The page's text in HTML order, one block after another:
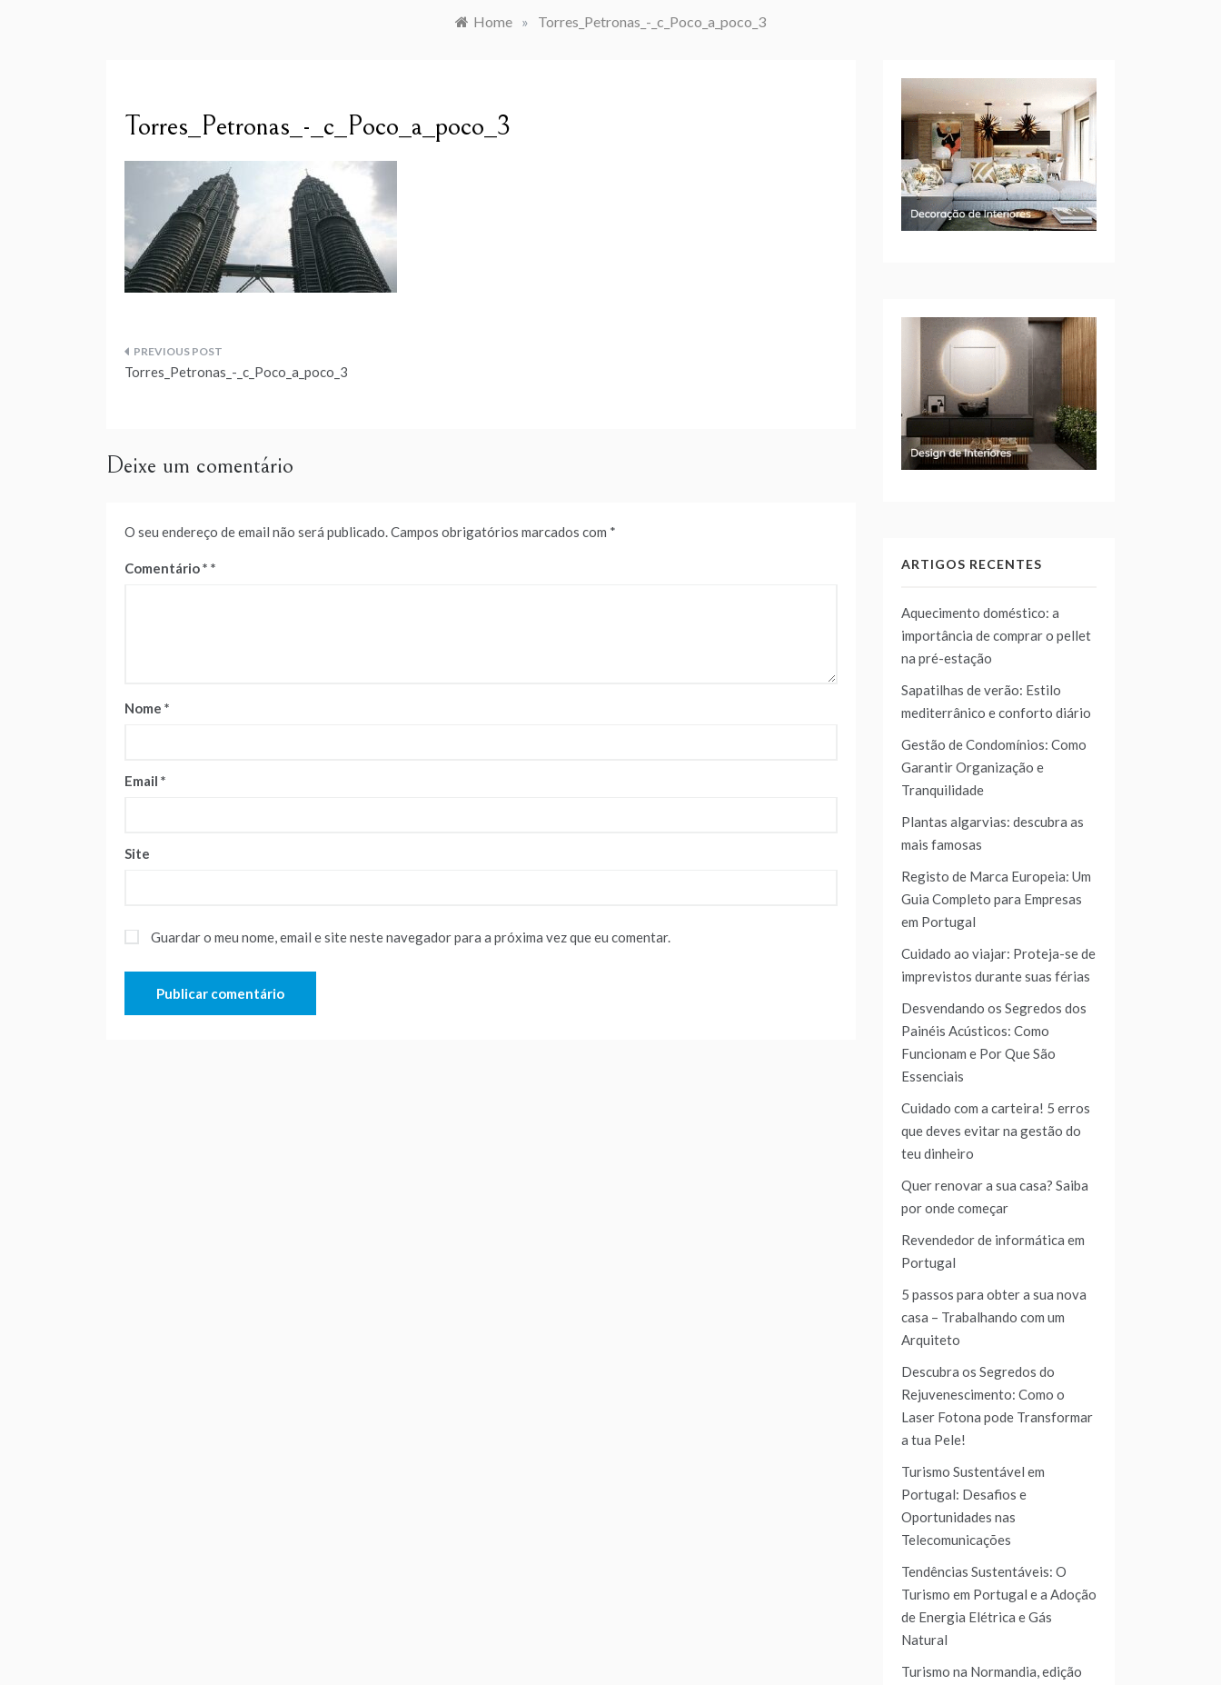
Home » Torres_Petronas_-_c_Poco_a_poco_3
Torres_Petronas_-_c_Poco_a_poco_3
Navegação
Torres_Petronas_-_c_Poco_a_poco_3
Deixe um comentário
O seu endereço de email não será publicado.Campos obrigatórios marcados com *
Comentário*
Nome *
Email *
Site
Guardar o meu nome, email e site neste navegador para a próxima vez que eu comentar.
ARTIGOS RECENTES
Aquecimento doméstico: a
importância de comprar o pellet
na pré-estação
Sapatilhas de verão: Estilo
mediterrânico e conforto diário
Gestão de Condomínios: Como
Garantir Organização e
Tranquilidade
Plantas algarvias: descubra as
mais famosas
Registo de Marca Europeia: Um
Guia Completo para Empresas
em Portugal
Cuidado ao viajar: Proteja-se de
imprevistos durante suas férias
Desvendando os Segredos dos
Painéis Acústicos: Como
Funcionam e Por Que São
Essenciais
Cuidado com a carteira! 5 erros
que deves evitar na gestão do
teu dinheiro
Quer renovar a sua casa? Saiba
por onde começar
Revendedor de informática em
Portugal
5 passos para obter a sua nova
casa – Trabalhando com um
Arquiteto
Descubra os Segredos do
Rejuvenescimento: Como o
Laser Fotona pode Transformar
a tua Pele!
Turismo Sustentável em
Portugal: Desafios e
Oportunidades nas
Telecomunicações
Tendências Sustentáveis: O
Turismo em Portugal e a Adoção
de Energia Elétrica e Gás
Natural
Turismo na Normandia, edição